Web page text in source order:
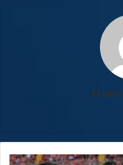
Siete